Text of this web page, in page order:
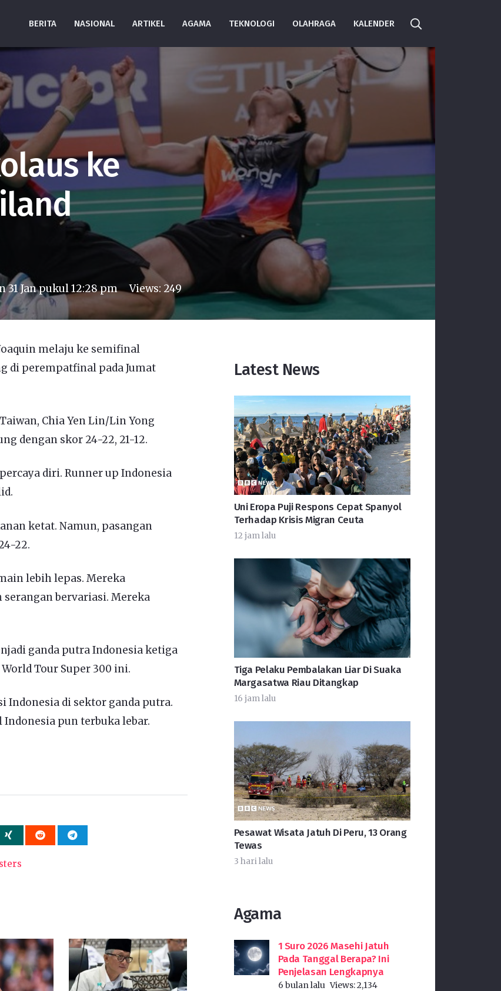
BERITA NASIONAL ARTIKEL AGAMA TEKNOLOGI OLAHRAGA KALENDER
ke
31 Jan pukul 12:28 pm Views: 249
melaju ke semifinal
di perempatfinal pada Jumat
Chia Yen Lin/Lin Yong
dengan skor 24-22, 21-12.
diri. Runner up Indonesia
ketat. Namun, pasangan
22.
lebih lepas. Mereka
bervariasi. Mereka
ganda putra Indonesia ketiga
Tour Super 300 ini.
di sektor ganda putra.
pun terbuka lebar.
Latest News
Uni Eropa Puji Respons Cepat Spanyol
Terhadap Krisis Migran Ceuta
12 jam lalu
Tiga Pelaku Pembalakan Liar Di Suaka
Margasatwa Riau Ditangkap
16 jam lalu
Pesawat Wisata Jatuh Di Peru, 13 Orang
Tewas
3 hari lalu
Agama
1 Suro 2026 Masehi Jatuh
Pada Tanggal Berapa? Ini
Penjelasan Lengkapnya
6 bulan lalu Views:2,134